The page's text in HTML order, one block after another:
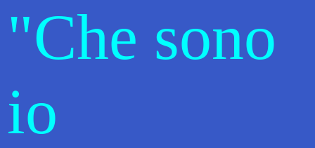
"Che sono
io